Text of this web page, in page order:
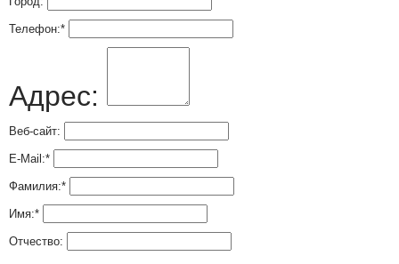
Телефон:*
Адрес:
Веб-сайт:
E-Mail:*
Фамилия:*
Имя:*
Отчество: